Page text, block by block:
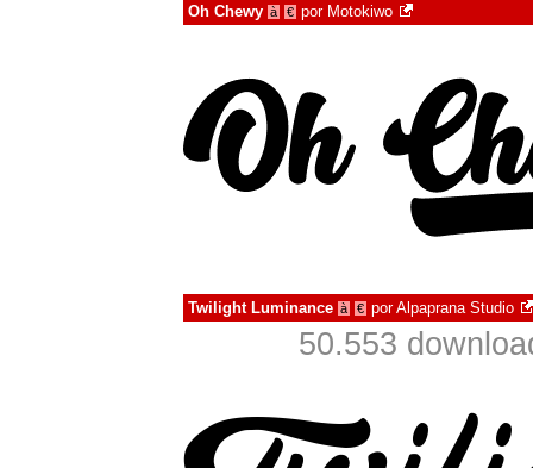
Oh Chewy à € por Motokiwo
Twilight Luminance à € porAlpaprana Studio
50.553